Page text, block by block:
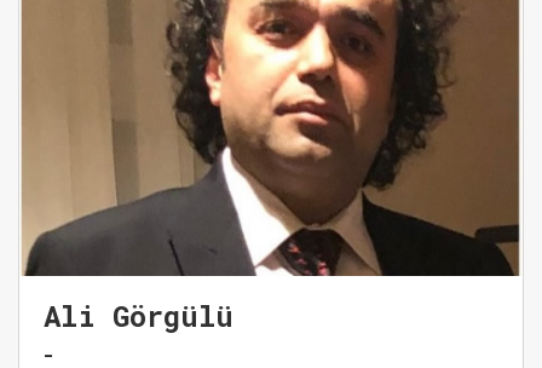
Ali Görgülü
-